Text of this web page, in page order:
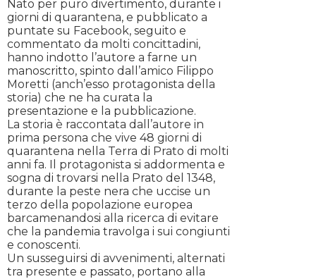
Nato per puro divertimento, durante i
giorni di quarantena, e pubblicato a
puntate su Facebook, seguito e
commentato da molti concittadini,
hanno indotto l’autore a farne un
manoscritto, spinto dall’amico Filippo
Moretti (anch’esso protagonista della
storia) che ne ha curata la
presentazione e la pubblicazione.
La storia è raccontata dall’autore in
prima persona che vive 48 giorni di
quarantena nella Terra di Prato di molti
anni fa. Il protagonista si addormenta e
sogna di trovarsi nella Prato del 1348,
durante la peste nera che uccise un
terzo della popolazione europea
barcamenandosi alla ricerca di evitare
che la pandemia travolga i sui congiunti
e conoscenti.
Un susseguirsi di avvenimenti, alternati
tra presente e passato, portano alla